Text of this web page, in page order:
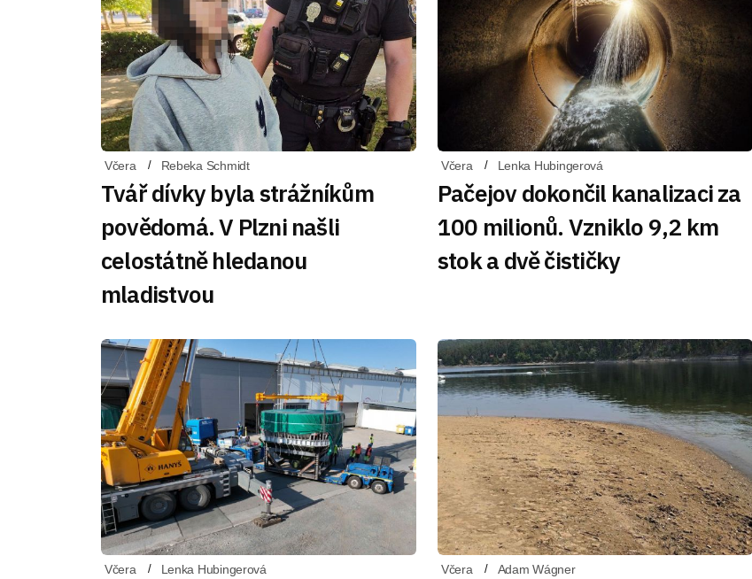
Včera Rebeka Schmidt
Tvář dívky byla strážníkům
povědomá. V Plzni našli
celostátně hledanou
mladistvou
Včera Lenka Hubingerová
Pačejov dokončil kanalizaci za
100 milionů. Vzniklo 9,2 km
stok a dvě čističky
Včera Lenka Hubingerová Včera Adam Wágner